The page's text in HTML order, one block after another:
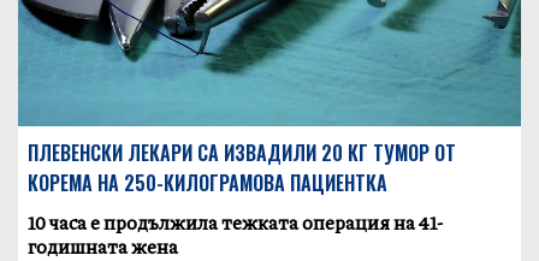
ПЛЕВЕНСКИ ЛЕКАРИ СА ИЗВАДИЛИ 20 КГ ТУМОР ОТ
КОРЕМА НА 250-КИЛОГРАМОВА ПАЦИЕНТКА
10 часа е продължила тежката операция на 41-
годишната жена